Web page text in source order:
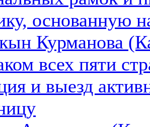
основанную
Курманова
всех пяти
и выезд